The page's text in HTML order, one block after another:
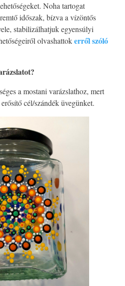
Noha tartogat
időszak, bízva a vízöntős
stabilizálhatjuk egyensúlyi
olvashattokerről szóló
a mostani varázslathoz, mert
cél/szándék üvegünket.